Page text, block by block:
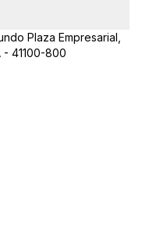
Plaza Empresarial,
- 41100-800